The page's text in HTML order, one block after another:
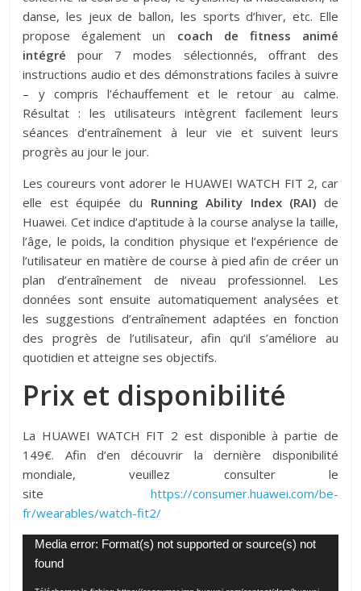
danse, les jeux de ballon, les sports d’hiver, etc. Elle
propose également un coach de fitness animé
intégré pour 7 modes sélectionnés, offrant des
instructions audio et des démonstrations faciles à suivre
– y compris l’échauffement et le retour au calme.
Résultat : les utilisateurs intègrent facilement leurs
séances d’entraînement à leur vie et suivent leurs
progrès au jour le jour.
Les coureurs vont adorer le HUAWEI WATCH FIT 2, car
elle est équipée du Running Ability Index (RAI) de
Huawei. Cet indice d’aptitude à la course analyse la taille,
l’âge, le poids, la condition physique et l’expérience de
l’utilisateur en matière de course à pied afin de créer un
plan d’entraînement de niveau professionnel. Les
données sont ensuite automatiquement analysées et
les suggestions d’entraînement adaptées en fonction
des progrès de l’utilisateur, afin qu’il s’améliore au
quotidien et atteigne ses objectifs.
Prix et disponibilité
La HUAWEI WATCH FIT 2 est disponible à partie de
149€. Afin d’en découvrir la dernière disponibilité
mondiale, veuillez consulter le
site https://consumer.huawei.com/be-
fr/wearables/watch-fit2/
Lecteur
vidéo
Media error: Format(s) not supported or source(s) not
found